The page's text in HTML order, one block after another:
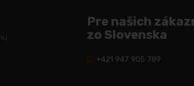
Pre našich
zo Slovenska
+421 947 905 789